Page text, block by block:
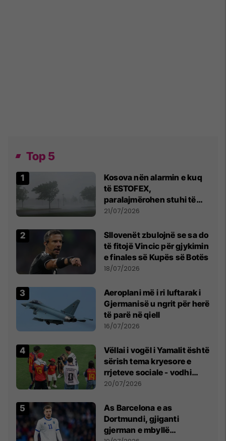
Top 5
Kosova nën alarmin e kuq
të ESTOFEX,
paralajmërohen stuhi të
fuqishme me breshër dhe
21/07/2026
Sllovenët zbulojnë se sa do
të fitojë Vincic për gjykimin
e finales së Kupës së Botës
18/07/2026
Aeroplani më i ri luftarak i
Gjermanisë u ngrit për herë
të parë në qiell
16/07/2026
Vëllai i vogël i Yamalit është
sërish tema kryesore e
rrjeteve sociale - vodhi
vëmendjen pas finales së
20/07/2026
As Barcelona e as
Dortmundi, gjiganti
gjerman e mbyllë